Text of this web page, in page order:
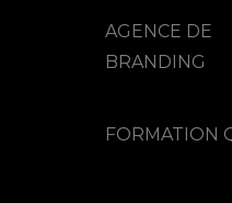
AGENCE DE
BRANDING
FORMATION